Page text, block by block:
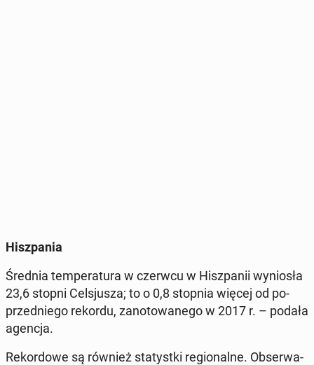
Hisz­pa­nia
Średnia tem­pe­ra­tu­ra w czerwcu w Hisz­pa­nii wy­nio­sła
23,6 stopni Cel­sju­sza; to o 0,8 stopnia więcej od po­
przed­nie­go rekordu, za­no­to­wa­ne­go w 2017 r. – podała
agencja.
Re­kor­do­we są również sta­tyst­ki re­gio­nal­ne. Ob­ser­wa­